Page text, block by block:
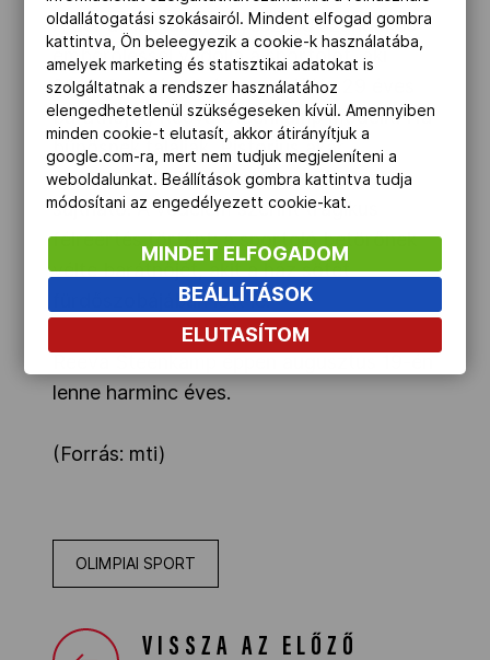
A dél-afrikai államügyészség szándékos
emberöléssel vádolja a sportolót, aki
2013. február 14-én agyonlőtte 29 éves
barátnőjét, Reeva Steenkamp modellt. Ha
bűnösnek találják, Pistorius akár
életfogytiglani szabadságvesztéssel is
sújtható. A védelem szerint tragikus
félreértés történt: a sportoló betörőnek
vélte barátnőjét, akit a ház sötét
fürdőszobájában lőtt le.
lenne harminc éves.
(Forrás: mti)
OLIMPIAI SPORT
VISSZA AZ ELŐZŐ
oldallátogatási szokásairól. Mindent elfogad gombra
kattintva, Ön beleegyezik a cookie-k használatába,
amelyek marketing és statisztikai adatokat is
szolgáltatnak a rendszer használatához
elengedhetetlenül szükségeseken kívül. Amennyiben
minden cookie-t elutasít, akkor átirányítjuk a
google.com-ra, mert nem tudjuk megjeleníteni a
weboldalunkat. Beállítások gombra kattintva tudja
módosítani az engedélyezett cookie-kat.
MINDET ELFOGADOM
BEÁLLÍTÁSOK
ELUTASÍTOM